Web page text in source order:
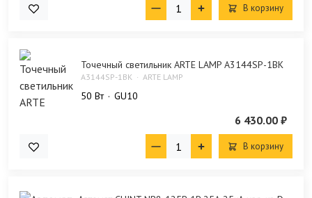
В корзину
Точечный светильник ARTE LAMP A3144SP-1BK
A3144SP-1BK ARTE LAMP
50 Bт GU10
6 430.00 ₽
В корзину